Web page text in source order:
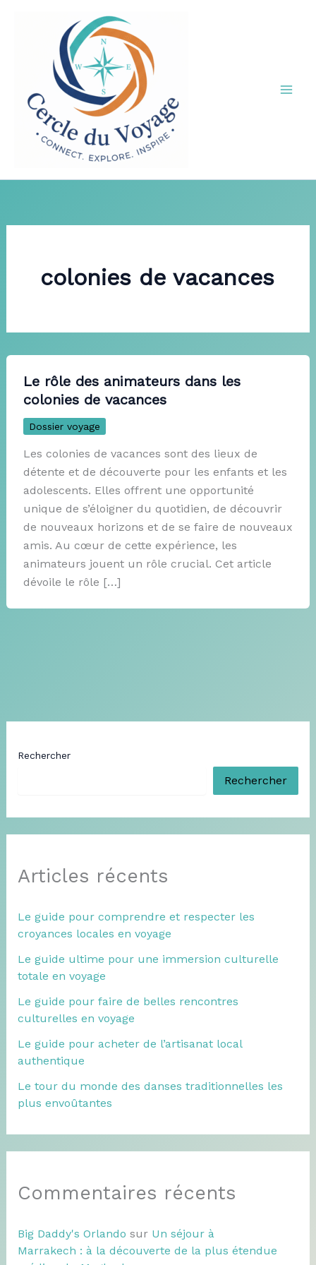
colonies de vacances
Le rôle des animateurs dans les
colonies de vacances
Dossier voyage
Les colonies de vacances sont des lieux de
détente et de découverte pour les enfants et les
adolescents. Elles offrent une opportunité
unique de s’éloigner du quotidien, de découvrir
de nouveaux horizons et de se faire de nouveaux
amis. Au cœur de cette expérience, les
animateurs jouent un rôle crucial. Cet article
dévoile le rôle […]
Rechercher
Rechercher
Articles récents
Le guide pour comprendre et respecter les
croyances locales en voyage
Le guide ultime pour une immersion culturelle
totale en voyage
Le guide pour faire de belles rencontres
culturelles en voyage
Le guide pour acheter de l’artisanat local
authentique
Le tour du monde des danses traditionnelles les
plus envoûtantes
Commentaires récents
Big Daddy's Orlando sur Un séjour à
Marrakech : à la découverte de la plus étendue